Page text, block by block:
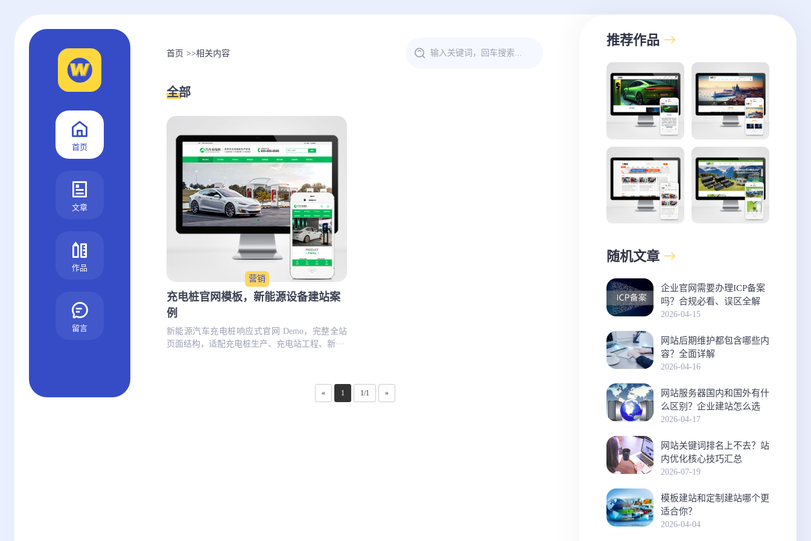
首页
文章
作品
留言
首页 >>相关内容
全部
营销
充电桩官网模板，新能源设备建站案
例
新能源汽车充电桩响应式官网 Demo，完整全站
页面结构，适配充电桩生产、充电站工程、新···
« 1 1/1 »
推荐作品
随机文章
企业官网需要办理ICP备案
吗？合规必看、误区全解
2026-04-15
网站后期维护都包含哪些内
容？全面详解
2026-04-16
网站服务器国内和国外有什
么区别？企业建站怎么选
2026-04-17
网站关键词排名上不去？站
内优化核心技巧汇总
2026-07-19
模板建站和定制建站哪个更
适合你？
2026-04-04